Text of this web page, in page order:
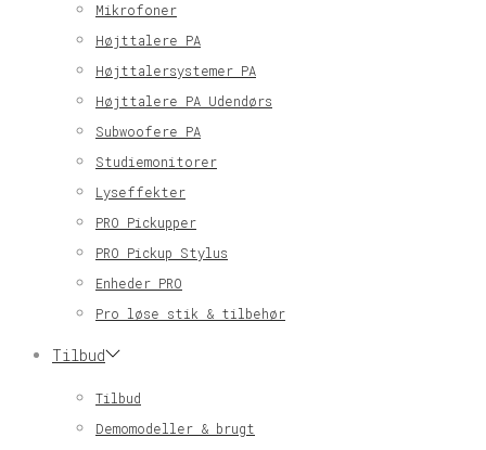
Mikrofoner
Højttalere PA
Højttalersystemer PA
Højttalere PA Udendørs
Subwoofere PA
Studiemonitorer
Lyseffekter
PRO Pickupper
PRO Pickup Stylus
Enheder PRO
Pro løse stik & tilbehør
Tilbud
Tilbud
Demomodeller & brugt